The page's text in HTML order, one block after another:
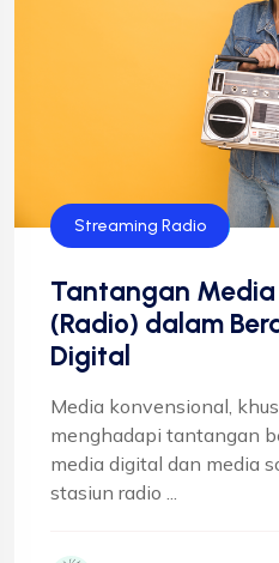
Streaming Radio
Tantangan Media
(Radio) dalam
Digital
Media konvensional,
menghadapi tantangan
media digital dan media
stasiun radio ...